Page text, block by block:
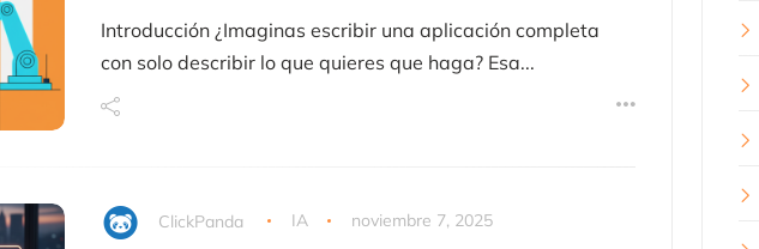
Introducción ¿Imaginas escribir una aplicación completa
con solo describir lo que quieres que haga? Esa...
ClickPanda IA noviembre 7, 2025